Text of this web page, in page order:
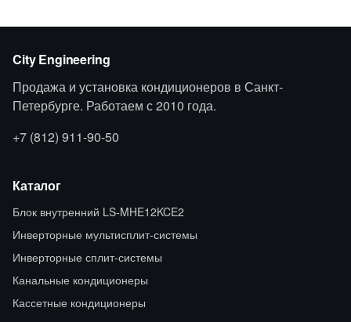
City Engineering
Продажа и установка кондиционеров в Санкт-
Петербурге. Работаем с 2010 года.
+7 (812) 911-90-50
Каталог
Блок внутренний LS-MHE12KCE2
Инверторные мультисплит-системы
Инверторные сплит-системы
Канальные кондиционеры
Кассетные кондиционеры